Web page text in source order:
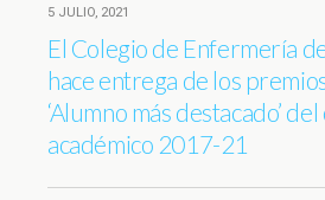
5 JULIO, 2021
El Colegio de Enfermería
hace entrega de los
‘Alumno más destacado’
académico 2017-21